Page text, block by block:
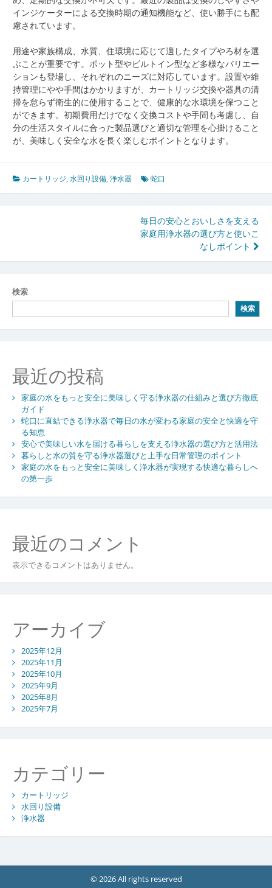
インジケーターによる交換時期の通知機能など、使い勝手にも配
慮されています。
用途や家族構成、水質、住環境に応じて適したタイプやろ材を選
ぶことが重要です。ポット型やビルトイン型など多様なバリエー
ションも登場し、それぞれのニーズに対応しています。設置や維
持管理にやや手間はかかりますが、カートリッジ交換や器具の清
掃を怠らず衛生的に使用することで、健康的な水環境を保つこと
ができます。初期費用だけでなく交換コストや手間も考慮し、自
分の生活スタイルに合った製品選びと適切な管理を心掛けること
が、美味しく安全な水を長く楽しむポイントとなります。
カートリッジ,水回り設備,浄水器 蛇口
ナ
ビ
ゲ
ー
ョ
ン
毎日の安心とおいしさを支える
家庭用浄水器の選び方と使いこ
なしポイント
検索
検索
最近の投稿
家庭の水をもっと安全に美味しく守る浄水器の仕組みと選び方徹底
ガイド
蛇口に直結できる浄水器で毎日の水が変わる家庭の安全と快適を守
る知恵
安心で美味しい水を届ける暮らしを支える浄水器の選び方と活用法
暮らしと水の質を守る浄水器選びと上手な日常管理のポイント
家庭の水をもっと安全に美味しく浄水器が実現する快適な暮らしへ
の第一歩
最近のコメント
表示できるコメントはありません。
アーカイブ
2025年12月
2025年11月
2025年10月
2025年9月
2025年8月
2025年7月
カテゴリー
カートリッジ
水回り設備
浄水器
© 2026 All rights reserved